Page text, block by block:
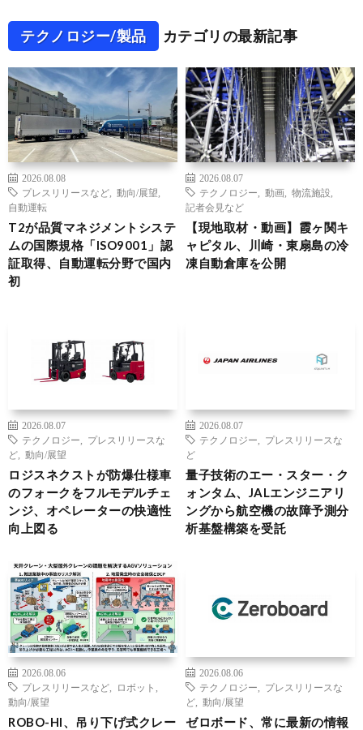
テクノロジー/製品 カテゴリの最新記事
2026.08.08
プレスリリースなど
動向/展望
自動運転
T2が品質マネジメントシステ
ムの国際規格「ISO9001」認
証取得、自動運転分野で国内
初
2026.08.07
テクノロジー
動画 物流施設
記者会見など
【現地取材・動画】霞ヶ関キ
ャピタル、川崎・東扇島の冷
凍自動倉庫を公開
2026.08.07
テクノロジー
プレスリリースな
ど
動向/展望
ロジスネクストが防爆仕様車
のフォークをフルモデルチェ
ンジ、オペレーターの快適性
向上図る
2026.08.07
テクノロジー
プレスリリースな
ど
量子技術のエー・スター・ク
ォンタム、JALエンジニアリ
ングから航空機の故障予測分
析基盤構築を受託
2026.08.06
プレスリリースなど
ロボット
動向/展望
ROBO-HI、吊り下げ式クレー
2026.08.06
テクノロジー
プレスリリースな
ど
動向/展望
ゼロボード、常に最新の情報